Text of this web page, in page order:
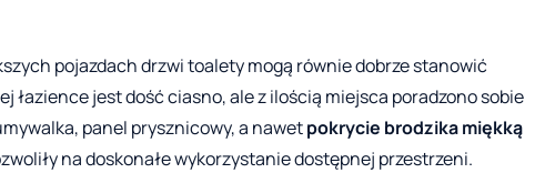
pojazdach drzwi toalety mogą równie dobrze stanowić
łazience jest dość ciasno, ale z ilością miejsca poradzono sobie
panel prysznicowy, a nawetpokrycie brodzika miękką
na doskonałe wykorzystanie dostępnej przestrzeni.